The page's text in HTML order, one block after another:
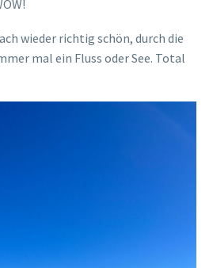
wieder richtig schön, durch die
mal ein Fluss oder See. Total